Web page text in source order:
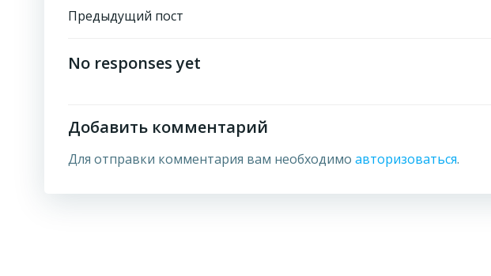
Навигация
по
Предыдущий пост
No responses yet
Добавить комментарий
Для отправки комментария вам необходимо авторизоваться.